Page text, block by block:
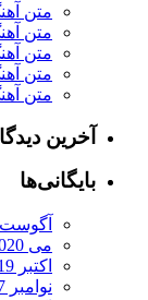
متن آهنگ نگار
متن آهنگ خنده
متن آهنگ دریا
متن آهنگ
متن آهنگ چرا
دیدگاه‌ها
آگوست 2020